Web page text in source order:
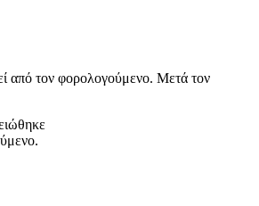
από τον φορολογούμενο. Μετά τον